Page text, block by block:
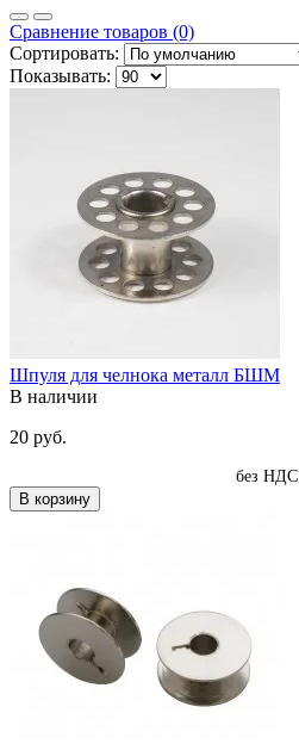
Сравнение товаров (0)
Сортировать:
Показывать:
Шпуля для челнока металл БШМ
В наличии
20 руб.
без НДС
В корзину